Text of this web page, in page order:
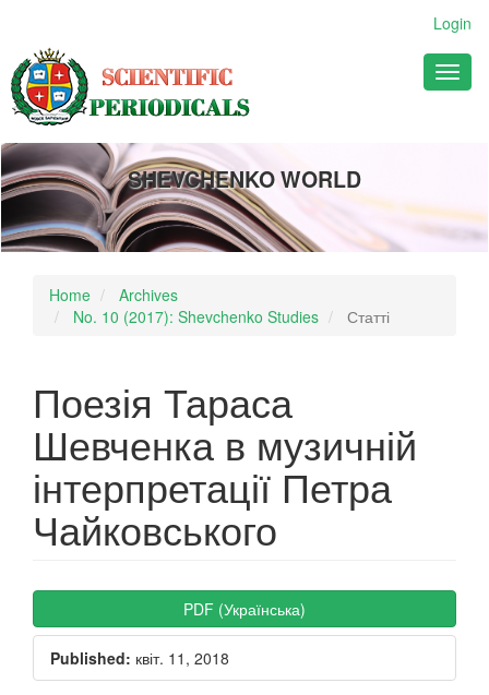
Main
Content
Sidebar
Login
SHEVCHENKO WORLD
Home
Archives
No. 10 (2017): Shevchenko Studies
Статті
Поезія Тараса
Шевченка в музичній
інтерпретації Петра
Чайковського
Article
Sidebar
PDF (Українська)
Published: квіт. 11, 2018